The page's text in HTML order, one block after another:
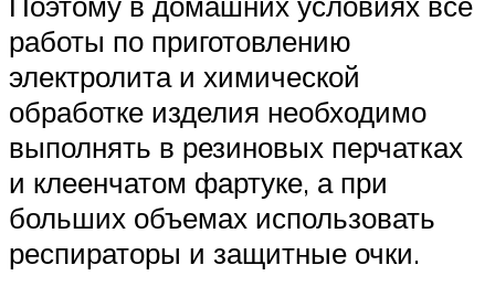
работы по приготовлению
электролита и химической
обработке изделия необходимо
выполнять в резиновых перчатках
и клеенчатом фартуке, а при
больших объемах использовать
респираторы и защитные очки.